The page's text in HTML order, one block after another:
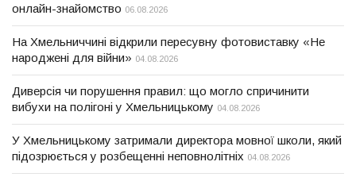
онлайн-знайомство 06.08.2026
На Хмельниччині відкрили пересувну фотовиставку «Не
народжені для війни» 04.08.2026
Диверсія чи порушення правил: що могло спричинити
вибухи на полігоні у Хмельницькому 04.08.2026
У Хмельницькому затримали директора мовної школи, який
підозрюється у розбещенні неповнолітніх 04.08.2026